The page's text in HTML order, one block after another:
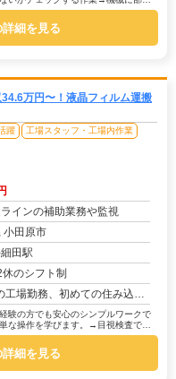
細を見る
万円〜！液晶フィルム運搬
躍
工場スタッフ・工場内作業
インの補助業務や監視
小田原市
田駅
のシフト制
み込み…不安は尽きないですよね。でも大丈夫！株式会社京栄センターなら、あなたをしっかり...
験の方でも安心のシンプルワークで
な操作を学びます。→目視検査で
細を見る